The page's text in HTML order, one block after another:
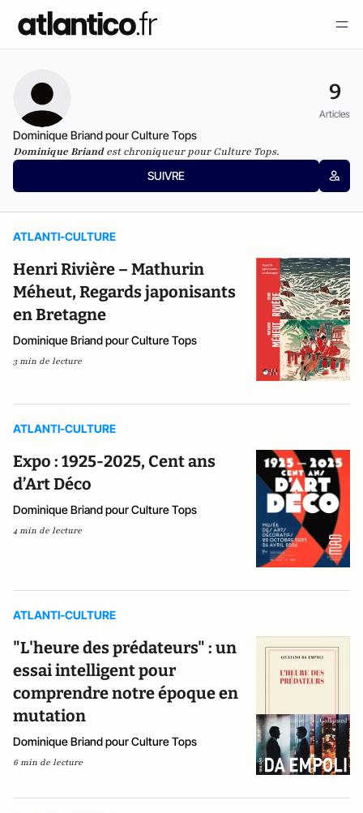
9
Articles
Dominique Briand pour Culture Tops
Dominique Briandest chroniqueur pour Culture Tops.
SUIVRE
ATLANTI-CULTURE
Henri Rivière – Mathurin
Méheut, Regards japonisants
en Bretagne
Dominique Briand pour Culture Tops
3 min de lecture
ATLANTI-CULTURE
Expo : 1925-2025, Cent ans
d’Art Déco
Dominique Briand pour Culture Tops
4 min de lecture
ATLANTI-CULTURE
"L'heure des prédateurs" : un
essai intelligent pour
comprendre notre époque en
mutation
Dominique Briand pour Culture Tops
6 min de lecture